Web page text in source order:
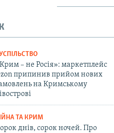
– не Росія»: маркетплейс
припинив прийом нових
на Кримському
ТА КРИМ
днів, сорок ночей. Про